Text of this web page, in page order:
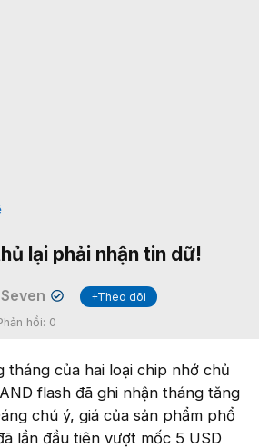
lại phải nhận tin dữ!
✔
+Theo dõi
hồi: 0
tháng của hai loại chip nhớ chủ
flash đã ghi nhận tháng tăng
chú ý, giá của sản phẩm phổ
lần đầu tiên vượt mốc 5 USD